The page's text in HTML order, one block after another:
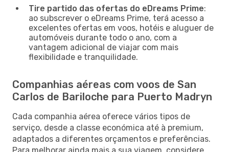
Tire partido das ofertas do eDreams Prime:
ao subscrever o eDreams Prime, terá acesso a
excelentes ofertas em voos, hotéis e aluguer de
automóveis durante todo o ano, com a
vantagem adicional de viajar com mais
flexibilidade e tranquilidade.
Companhias aéreas com voos de San
Carlos de Bariloche para Puerto Madryn
Cada companhia aérea oferece vários tipos de
serviço, desde a classe económica até à premium,
adaptados a diferentes orçamentos e preferências.